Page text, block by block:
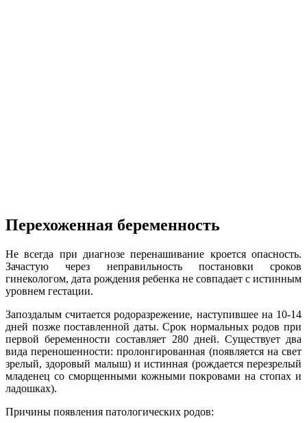
Перехоженная беременность
Не всегда при диагнозе перенашивание кроется опасность.
Зачастую через неправильность постановки сроков
гинекологом, дата рождения ребенка не совпадает с истинным
уровнем гестации.
Запоздалым считается родоразрежение, наступившее на 10-14
дней позже поставленной даты. Срок нормальных родов при
первой беременности составляет 280 дней. Существует два
вида переношенности: пролонгированная (появляется на свет
зрелый, здоровый малыш) и истинная (рождается перезрелый
младенец со сморщенными кожными покровами на стопах и
ладошках).
Причины появления патологических родов: